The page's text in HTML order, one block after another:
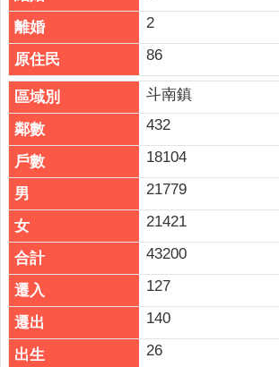
2
86
斗南鎮
432
18104
21779
21421
43200
127
140
26